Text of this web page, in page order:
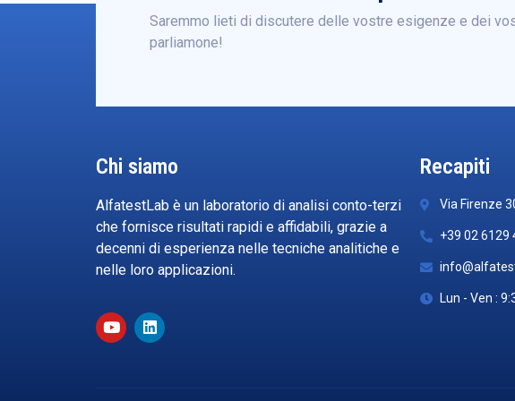
Saremmo lieti di discutere delle vostre esigenze e dei
parliamone!
Chi siamo
AlfatestLab è un laboratorio di analisi conto-terzi
che fornisce risultati rapidi e affidabili, grazie a
decenni di esperienza nelle tecniche analitiche e
nelle loro applicazioni.
Recapiti
Via Firenze
+39 02 6129
Lun - Ven :